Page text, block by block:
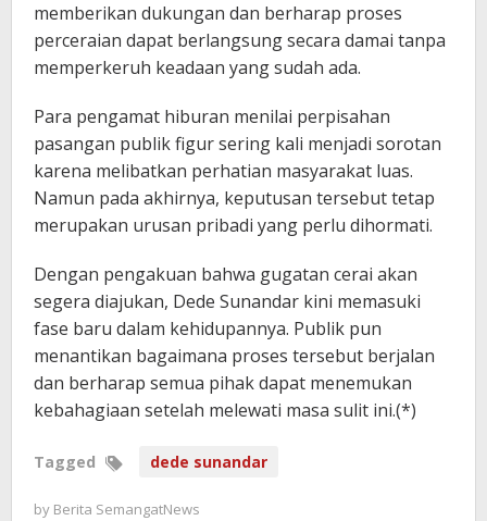
memberikan dukungan dan berharap proses
perceraian dapat berlangsung secara damai tanpa
memperkeruh keadaan yang sudah ada.
Para pengamat hiburan menilai perpisahan
pasangan publik figur sering kali menjadi sorotan
karena melibatkan perhatian masyarakat luas.
Namun pada akhirnya, keputusan tersebut tetap
merupakan urusan pribadi yang perlu dihormati.
Dengan pengakuan bahwa gugatan cerai akan
segera diajukan, Dede Sunandar kini memasuki
fase baru dalam kehidupannya. Publik pun
menantikan bagaimana proses tersebut berjalan
dan berharap semua pihak dapat menemukan
kebahagiaan setelah melewati masa sulit ini.(*)
Tagged dede sunandar
by Berita SemangatNews